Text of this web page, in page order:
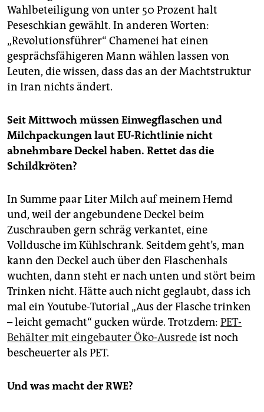
Wahlbeteiligung von unter 50 Prozent halt
Peseschkian gewählt. In anderen Worten:
„Revolutionsführer“ Chamenei hat einen
gesprächsfähigeren Mann wählen lassen von
Leuten, die wissen, dass das an der Machtstruktur
in Iran nichts ändert.
Seit Mittwoch müssen Einwegflaschen und
Milchpackungen laut EU-Richtlinie nicht
abnehmbare Deckel haben. Rettet das die
Schildkröten?
In Summe paar Liter Milch auf meinem Hemd
und, weil der angebundene Deckel beim
Zuschrauben gern schräg verkantet, eine
Volldusche im Kühlschrank. Seitdem geht’s, man
kann den Deckel auch über den Flaschenhals
wuchten, dann steht er nach unten und stört beim
Trinken nicht. Hätte auch nicht geglaubt, dass ich
mal ein Youtube-Tutorial „Aus der Flasche trinken
– leicht gemacht“ gucken würde. Trotzdem: PET-
Behälter mit eingebauter Öko-Ausredeist noch
bescheuerter als PET.
Und was macht der RWE?